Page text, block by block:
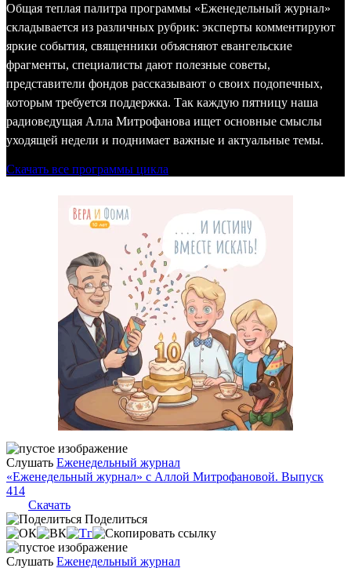
Общая теплая палитра программы «Еженедельный журнал»
складывается из различных рубрик: эксперты комментируют
яркие события, священники объясняют евангельские
фрагменты, специалисты дают полезные советы,
представители фондов рассказывают о своих подопечных,
которым требуется поддержка. Так каждую пятницу наша
радиоведущая Алла Митрофанова ищет основные смыслы
уходящей недели и поднимает важные и актуальные темы.
Скачать все программы цикла
Слушать Еженедельный журнал
«Еженедельный журнал» с Аллой Митрофановой. Выпуск
414
Скачать
Поделиться
Слушать Еженедельный журнал